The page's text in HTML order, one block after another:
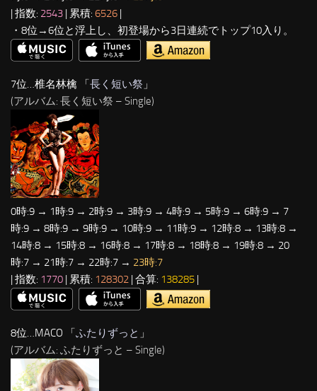
| 指数: 2543 | 累積: 6526 |
・8位→6位と浮上し、初登場から3日連続でトップ10入り。
7位…椎名林檎 「長く短い祭 」
(アルバム: 長く短い祭 – Single)
0時:9 → 1時:9 → 2時:9 → 3時:9 → 4時:9 → 5時:9 → 6時:9 → 7
時:9 → 8時:9 → 9時:9 → 10時:9 → 11時:9 → 12時:8 → 13時:8 →
14時:8 → 15時:8 → 16時:8 → 17時:8 → 18時:8 → 19時:8 → 20
時:7 → 21時:7 → 22時:7 → 23時:7
| 指数: 1770 | 累積: 128302 | 合算: 138285 |
8位…MACO 「 ふたりずっと 」
(アルバム: ふたりずっと – Single)